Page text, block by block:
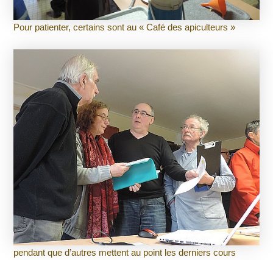
Pour patienter, certains sont au « Café des apiculteurs »
pendant que d’autres mettent au point les derniers cours